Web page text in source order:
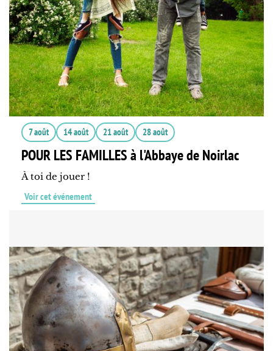
7 août 14 août 21 août 28 août
POUR LES FAMILLES à l'Abbaye de Noirlac
À toi de jouer !
Voir cet événement